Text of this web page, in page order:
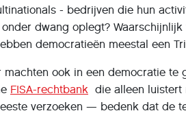
- bedrijven die hun
dwang oplegt?
democratieën meestal een
ook in een democratie te
FISA-rechtbank die alleen luistert
verzoeken — bedenk dat de